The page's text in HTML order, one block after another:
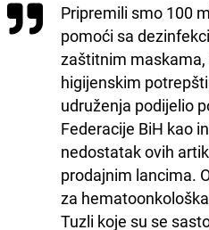
Pripremili smo 100
pomoći sa
zaštitnim
higijenskim
udruženja podijelio
Federacije BiH kao
nedostatak ovih
prodajnim lancima.
za
Tuzli koje su se